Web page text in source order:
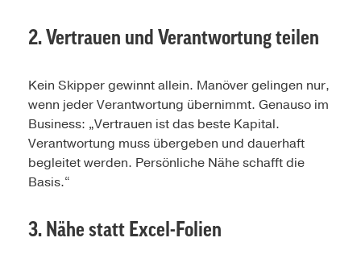
2. Vertrauen und Verantwortung teilen
Kein Skipper gewinnt allein. Manöver gelingen nur,
wenn jeder Verantwortung übernimmt. Genauso im
Business: „Vertrauen ist das beste Kapital.
Verantwortung muss übergeben und dauerhaft
begleitet werden. Persönliche Nähe schafft die
Basis.“
3. Nähe statt Excel-Folien